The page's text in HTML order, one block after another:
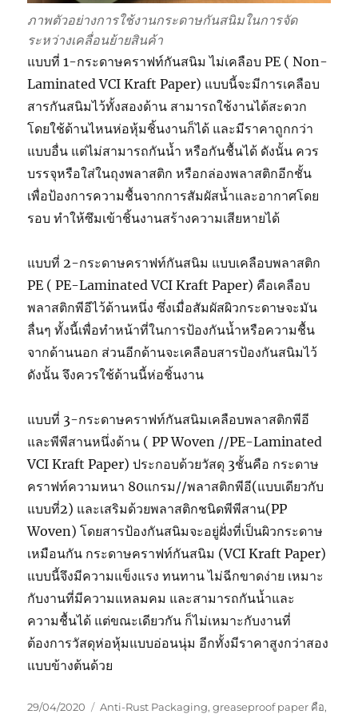
ภาพตัวอย่างการใช้งานกระดาษกันสนิมในการจัด
ระหว่างเคลื่อนย้ายสินค้า
แบบที่ 1-กระดาษคราฟท์กันสนิม ไม่เคลือบ PE ( Non-
Laminated VCI Kraft Paper) แบบนี้จะมีการเคลือบ
สารกันสนิมไว้ทั้งสองด้าน สามารถใช้งานได้สะดวก
โดยใช้ด้านไหนห่อหุ้มชิ้นงานก็ได้ และมีราคาถูกกว่า
แบบอื่น แต่ไม่สามารถกันน้ำ หรือกันชื้นได้ ดังนั้น ควร
บรรจุหรือใส่ในถุงพลาสติก หรือกล่องพลาสติกอีกชั้น
เพื่อป้องการความชื้นจากการสัมผัสน้ำและอากาศโดย
รอบ ทำให้ซึมเข้าชิ้นงานสร้างความเสียหายได้
แบบที่ 2-กระดาษคราฟท์กันสนิม แบบเคลือบพลาสติก
PE ( PE-Laminated VCI Kraft Paper) คือเคลือบ
พลาสติกพีอีไว้ด้านหนึ่ง ซึ่งเมื่อสัมผัสผิวกระดาษจะมัน
ลื่นๆ ทั้งนี้เพื่อทำหน้าที่ในการป้องกันน้ำหรือความชื้น
จากด้านนอก ส่วนอีกด้านจะเคลือบสารป้องกันสนิมไว้
ดังนั้น จึงควรใช้ด้านนี้ห่อชิ้นงาน
แบบที่ 3-กระดาษคราฟท์กันสนิมเคลือบพลาสติกพีอี
และพีพีสานหนึ่งด้าน ( PP Woven //PE-Laminated
VCI Kraft Paper) ประกอบด้วยวัสดุ 3ชั้นคือ กระดาษ
คราฟท์ความหนา 80แกรม//พลาสติกพีอี(แบบเดียวกับ
แบบที่2) และเสริมด้วยพลาสติกชนิดพีพีสาน(PP
Woven) โดยสารป้องกันสนิมจะอยู่ฝั่งที่เป็นผิวกระดาษ
เหมือนกัน กระดาษคราฟท์กันสนิม (VCI Kraft Paper)
แบบนี้จึงมีความแข็งแรง ทนทาน ไม่ฉีกขาดง่าย เหมาะ
กับงานที่มีความแหลมคม และสามารถกันน้ำและ
ความชื้นได้ แต่ขณะเดียวกัน ก็ไม่เหมาะกับงานที่
ต้องการวัสดุห่อหุ้มแบบอ่อนนุ่ม อีกทั้งมีราคาสูงกว่าสอง
แบบข้างต้นด้วย
Posted
29/04/2020 Tags
Anti-Rust Packaging,greaseproof paper คือ,